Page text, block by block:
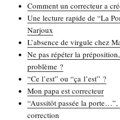
Com­ment un cor­rec­teur a
Une lec­ture rapide de “La
Narjoux
L’absence de vir­gule chez
Ne pas répé­ter la
problème ?
“Ce l’est” ou “ça l’est” ?
Mon papa est correcteur
“Aus­si­tôt pas­sée la porte…”,
correction